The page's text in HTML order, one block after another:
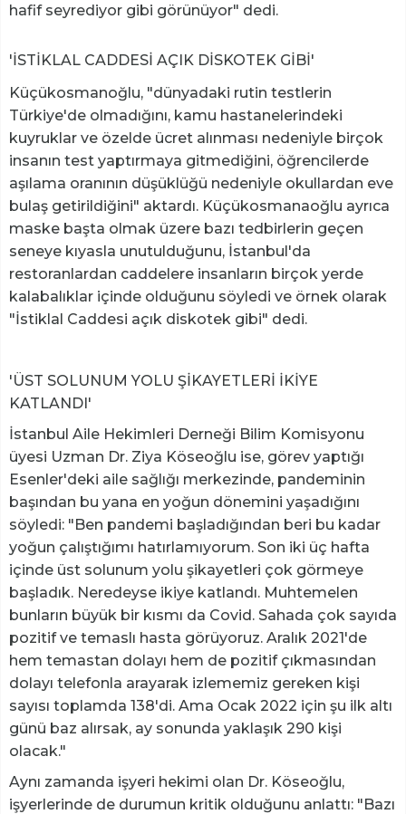
hafif seyrediyor gibi görünüyor" dedi.
'İSTİKLAL CADDESİ AÇIK DİSKOTEK GİBİ'
Küçükosmanoğlu, "dünyadaki rutin testlerin
Türkiye'de olmadığını, kamu hastanelerindeki
kuyruklar ve özelde ücret alınması nedeniyle birçok
insanın test yaptırmaya gitmediğini, öğrencilerde
aşılama oranının düşüklüğü nedeniyle okullardan eve
bulaş getirildiğini" aktardı. Küçükosmanaoğlu ayrıca
maske başta olmak üzere bazı tedbirlerin geçen
seneye kıyasla unutulduğunu, İstanbul'da
restoranlardan caddelere insanların birçok yerde
kalabalıklar içinde olduğunu söyledi ve örnek olarak
"İstiklal Caddesi açık diskotek gibi" dedi.
'ÜST SOLUNUM YOLU ŞİKAYETLERİ İKİYE
KATLANDI'
İstanbul Aile Hekimleri Derneği Bilim Komisyonu
üyesi Uzman Dr. Ziya Köseoğlu ise, görev yaptığı
Esenler'deki aile sağlığı merkezinde, pandeminin
başından bu yana en yoğun dönemini yaşadığını
söyledi: "Ben pandemi başladığından beri bu kadar
yoğun çalıştığımı hatırlamıyorum. Son iki üç hafta
içinde üst solunum yolu şikayetleri çok görmeye
başladık. Neredeyse ikiye katlandı. Muhtemelen
bunların büyük bir kısmı da Covid. Sahada çok sayıda
pozitif ve temaslı hasta görüyoruz. Aralık 2021'de
hem temastan dolayı hem de pozitif çıkmasından
dolayı telefonla arayarak izlememiz gereken kişi
sayısı toplamda 138'di. Ama Ocak 2022 için şu ilk altı
günü baz alırsak, ay sonunda yaklaşık 290 kişi
olacak."
Aynı zamanda işyeri hekimi olan Dr. Köseoğlu,
işyerlerinde de durumun kritik olduğunu anlattı: "Bazı